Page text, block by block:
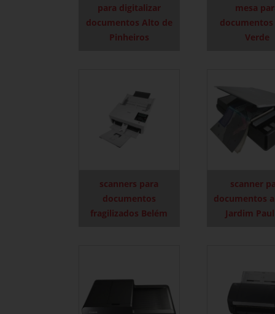
para digitalizar
documentos Alto de
Pinheiros
mesa
documentos
Verde
scanners para
documentos
fragilizados Belém
scanner
documentos
Jardim